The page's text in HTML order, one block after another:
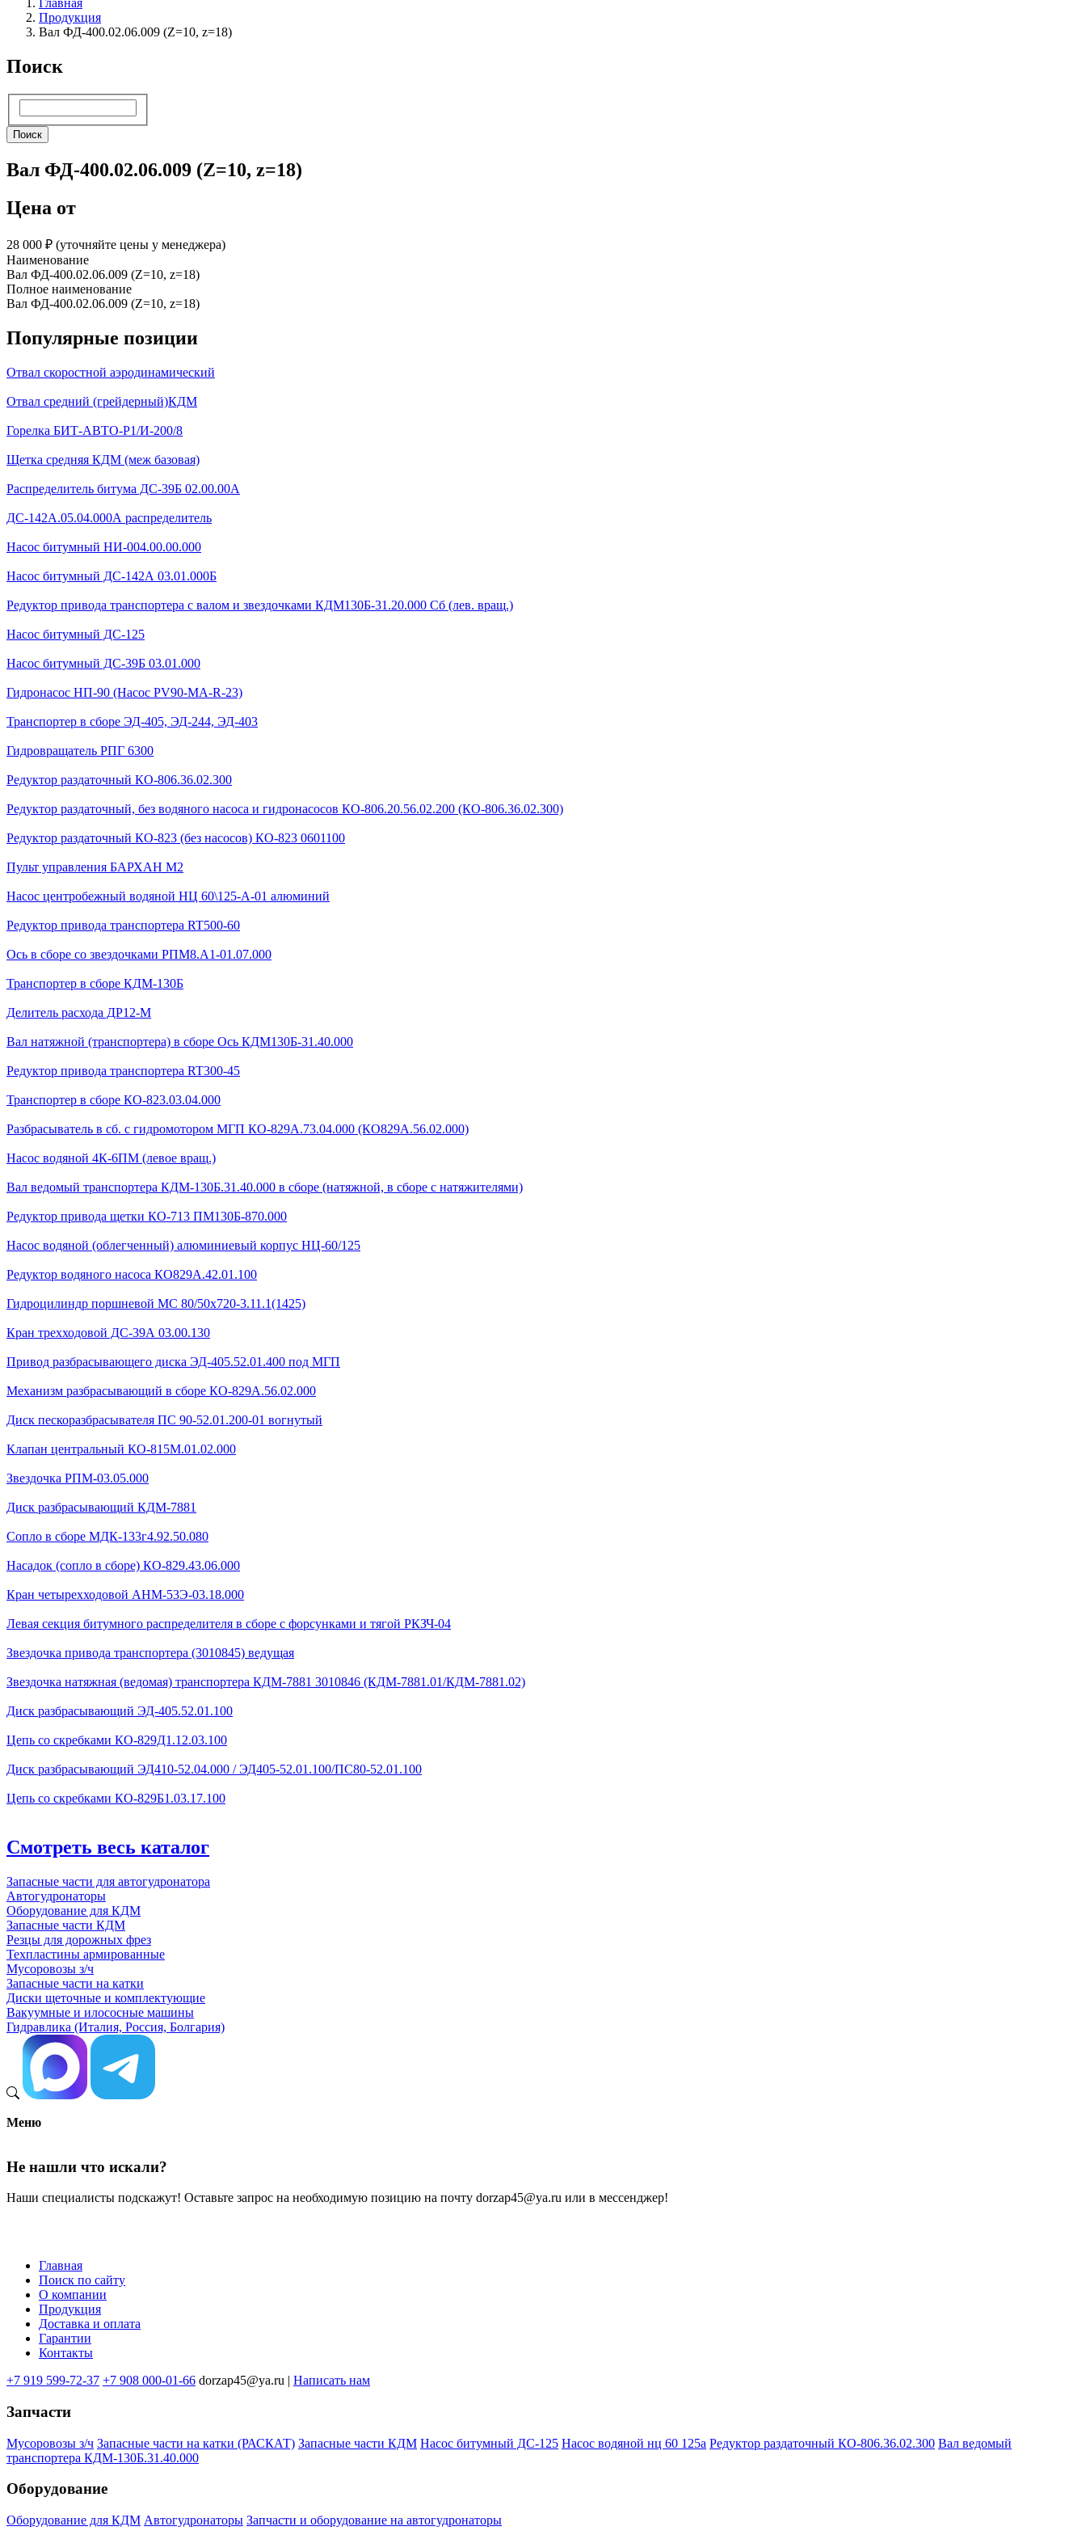
Главная
Продукция
Вал ФД-400.02.06.009 (Z=10, z=18)
Поиск
Поиск
Вал ФД-400.02.06.009 (Z=10, z=18)
Цена от
28 000 ₽︁ (уточняйте цены у менеджера)
Наименование
Вал ФД-400.02.06.009 (Z=10, z=18)
Полное наименование
Вал ФД-400.02.06.009 (Z=10, z=18)
Популярные позиции
Отвал скоростной аэродинамический
Отвал средний (грейдерный)КДМ
Горелка БИТ-АВТО-Р1/И-200/8
Щетка средняя КДМ (меж базовая)
Распределитель битума ДС-39Б 02.00.00А
ДС-142А.05.04.000А распределитель
Насос битумный НИ-004.00.00.000
Насос битумный ДС-142А 03.01.000Б
Редуктор привода транспортера с валом и звездочками КДМ130Б-31.20.000 Сб (лев. вращ.)
Насос битумный ДС-125
Насос битумный ДС-39Б 03.01.000
Гидронасос НП-90 (Насос PV90-MA-R-23)
Транспортер в сборе ЭД-405, ЭД-244, ЭД-403
Гидровращатель РПГ 6300
Редуктор раздаточный КО-806.36.02.300
Редуктор раздаточный, без водяного насоса и гидронасосов КО-806.20.56.02.200 (КО-806.36.02.300)
Редуктор раздаточный КО-823 (без насосов) КО-823 0601100
Пульт управления БАРХАН М2
Насос центробежный водяной НЦ 60\125-А-01 алюминий
Редуктор привода транспортера RT500-60
Ось в сборе со звездочками РПМ8.А1-01.07.000
Транспортер в сборе КДМ-130Б
Делитель расхода ДР12-М
Вал натяжной (транспортера) в сборе Ось КДМ130Б-31.40.000
Редуктор привода транспортера RT300-45
Транспортер в сборе КО-823.03.04.000
Разбрасыватель в сб. с гидромотором МГП КО-829А.73.04.000 (КО829А.56.02.000)
Насос водяной 4К-6ПМ (левое вращ.)
Вал ведомый транспортера КДМ-130Б.31.40.000 в сборе (натяжной, в сборе с натяжителями)
Редуктор привода щетки КО-713 ПМ130Б-870.000
Насос водяной (облегченный) алюминиевый корпус НЦ-60/125
Редуктор водяного насоса КО829А.42.01.100
Гидроцилиндр поршневой МС 80/50х720-3.11.1(1425)
Кран трехходовой ДС-39А 03.00.130
Привод разбрасывающего диска ЭД-405.52.01.400 под МГП
Механизм разбрасывающий в сборе КО-829А.56.02.000
Диск пескоразбрасывателя ПС 90-52.01.200-01 вогнутый
Клапан центральный КО-815М.01.02.000
Звездочка РПМ-03.05.000
Диск разбрасывающий КДМ-7881
Сопло в сборе МДК-133г4.92.50.080
Насадок (сопло в сборе) КО-829.43.06.000
Кран четырехходовой AHМ-53Э-03.18.000
Левая секция битумного распределителя в сборе с форсунками и тягой РКЗЧ-04
Звездочка привода транспортера (3010845) ведущая
Звездочка натяжная (ведомая) транспортера КДМ-7881 3010846 (КДМ-7881.01/КДМ-7881.02)
Диск разбрасывающий ЭД-405.52.01.100
Цепь со скребками КО-829Д1.12.03.100
Диск разбрасывающий ЭД410-52.04.000 / ЭД405-52.01.100/ПС80-52.01.100
Цепь со скребками КО-829Б1.03.17.100
Смотреть весь каталог
Запасные части для автогудронатора
Автогудронаторы
Оборудование для КДМ
Запасные части КДМ
Резцы для дорожных фрез
Техпластины армированные
Мусоровозы з/ч
Запасные части на катки
Диски щеточные и комплектующие
Вакуумные и илососные машины
Гидравлика (Италия, Россия, Болгария)
Меню
Не нашли что искали?
Наши специалисты подскажут! Оставьте запрос на необходимую позицию на почту dorzap45@ya.ru или в мессенджер!
Меню
подвале
Главная
Поиск по сайту
О компании
Продукция
Доставка и оплата
Гарантии
Контакты
+7 919 599-72-37 +7 908 000-01-66 dorzap45@ya.ru | Написать нам
Запчасти
Мусоровозы з/ч Запасные части на катки (РАСКАТ) Запасные части КДМ Насос битумный ДС-125 Насос водяной нц 60 125а Редуктор раздаточный КО-806.36.02.300 Вал ведомый
транспортера КДМ-130Б.31.40.000
Оборудование
Оборудование для КДМ Автогудронаторы Запчасти и оборудование на автогудронаторы